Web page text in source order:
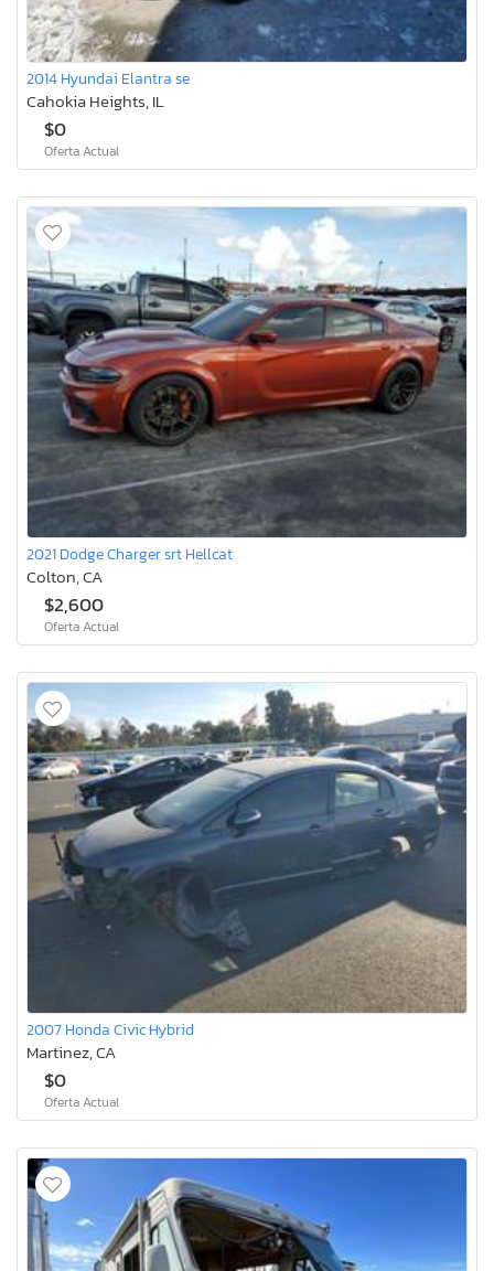
2014 Hyundai Elantra se
Cahokia Heights, IL
$0
Oferta Actual
2021 Dodge Charger srt Hellcat
Colton, CA
$2,600
Oferta Actual
2007 Honda Civic Hybrid
Martinez, CA
$0
Oferta Actual